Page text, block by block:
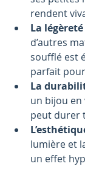
rendent
La légèreté
d’autres
soufflé est
parfait
La
un bijou
peut durer
lumière et
un effet